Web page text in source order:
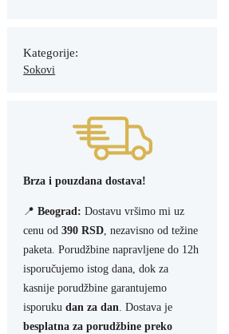
Kategorije:
Sokovi
Brza i pouzdana dostava!
📍Beograd: Dostavu vršimo mi uz
cenu od390 RSD, nezavisno od težine
paketa. Porudžbine napravljene do 12h
isporučujemo istog dana, dok za
kasnije porudžbine garantujemo
isporukudan za dan. Dostava je
besplatna za porudžbine preko